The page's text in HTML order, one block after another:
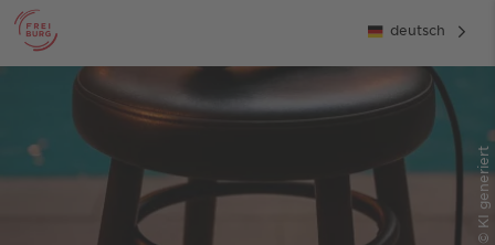
deutsch
© KI generiert